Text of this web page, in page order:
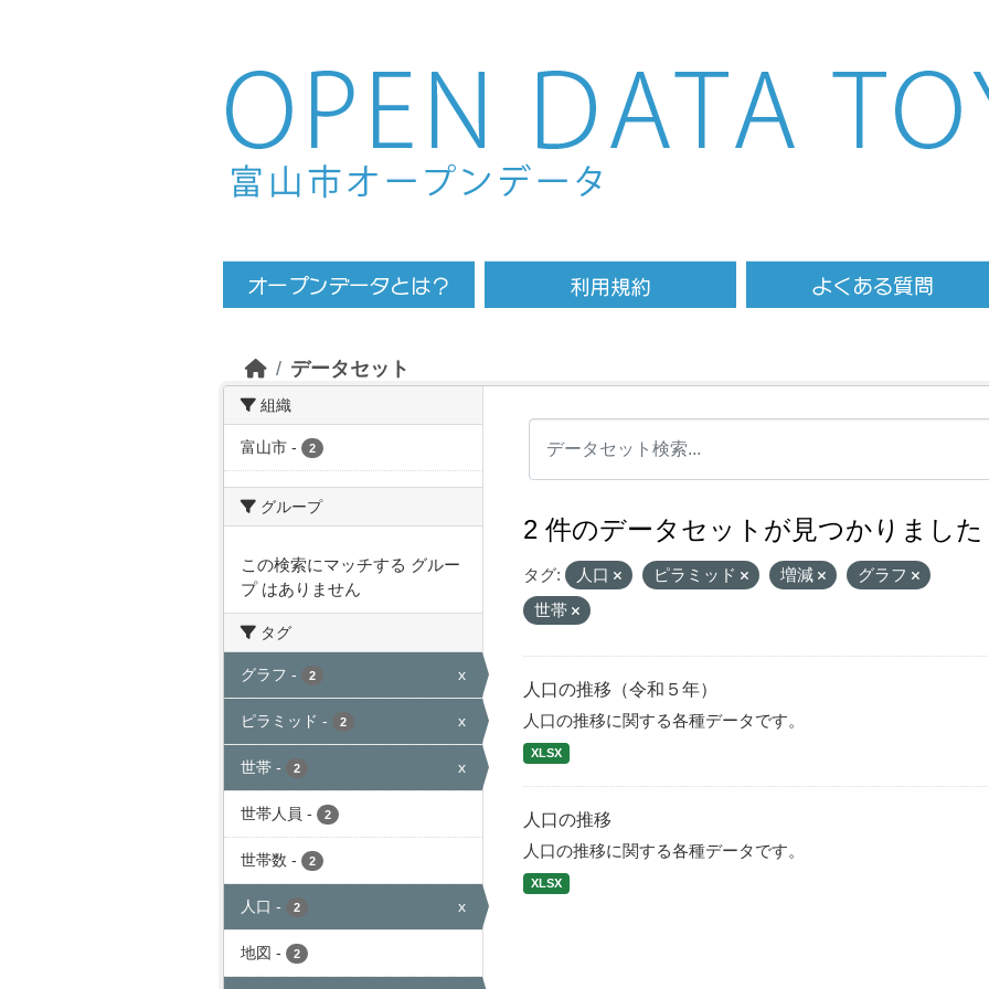
Skip to main content
データセット
組織
富山市 - 2
グループ
この検索にマッチする グルー
プ はありません
タグ
グラフ - 2 x
ピラミッド - 2 x
世帯 - 2 x
世帯人員 - 2
世帯数 - 2
人口 - 2 x
地図 - 2
2 件のデータセットが見つかりました
タグ: 人口 ピラミッド 増減
グラフ
世帯
人口の推移（令和５年）
人口の推移に関する各種データです。
XLSX
人口の推移
人口の推移に関する各種データです。
XLSX